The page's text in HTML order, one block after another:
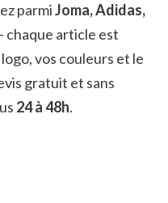
parmiJoma, Adidas,
chaque article est
vos couleurs et le
gratuit et sans
24 à 48h.